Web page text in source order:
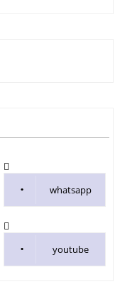
whatsapp
youtube